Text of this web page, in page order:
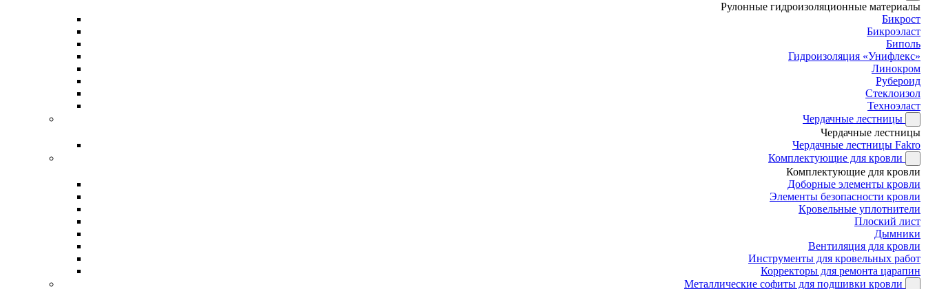
Рулонные гидроизоляционные материалы
Бикрост
Бикроэласт
Биполь
Гидроизоляция «Унифлекс»
Линокром
Рубероид
Стеклоизол
Техноэласт
Чердачные лестницы
Чердачные лестницы
Чердачные лестницы Fakro
Комплектующие для кровли
Комплектующие для кровли
Доборные элементы кровли
Элементы безопасности кровли
Кровельные уплотнители
Плоский лист
Дымники
Вентиляция для кровли
Инструменты для кровельных работ
Корректоры для ремонта царапин
Металлические софиты для подшивки кровли